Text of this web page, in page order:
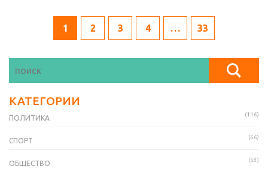
1 2 3 4 … 33
КАТЕГОРИИ
ПОЛИТИКА (116)
СПОРТ (66)
ОБЩЕСТВО (58)